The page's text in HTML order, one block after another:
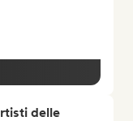
delle